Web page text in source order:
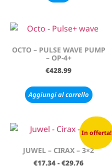
OCTO – PULSE WAVE PUMP
– OP-4+
€428.99
Aggiungi al carrello
In offerta!
JUWEL – CIRAX – 3×2
€17.34 - €29.76